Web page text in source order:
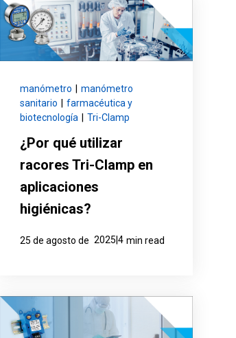
manómetro
manómetro
sanitario
farmacéutica y
biotecnología
Tri-Clamp
¿Por qué utilizar
racores Tri-Clamp en
aplicaciones
higiénicas?
25 de agosto de 2025|4 min read